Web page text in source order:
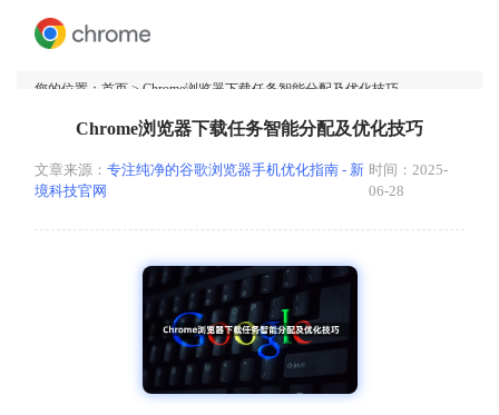
您的位置： 首页 > Chrome浏览器下载任务智能分配及优化技巧
Chrome浏览器下载任务智能分配及优化技巧
文章来源： 专注纯净的谷歌浏览器手机优化指南 - 新
境科技官网
时间：2025-
06-28